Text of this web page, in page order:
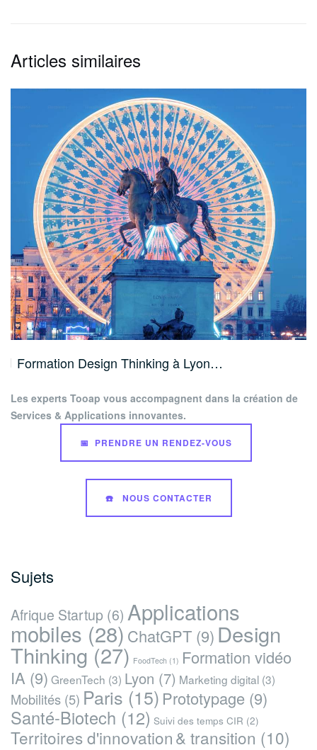
Articles similaires
Formation Design Thinking à Lyon…
Les experts Tooap vous accompagnent dans la création de
Services & Applications innovantes.
📅 PRENDRE UN RENDEZ-VOUS
☎️ NOUS CONTACTER
Sujets
Afrique Startup (6) Applications
mobiles (28) ChatGPT (9) Design
Thinking(27) FoodTech (1) Formation vidéo
IA (9) GreenTech (3) Lyon (7) Marketing digital (3)
Mobilités (5) Paris (15) Prototypage (9)
Santé-Biotech (12) Suivi des temps CIR (2)
Territoires d'innovation & transition (10)